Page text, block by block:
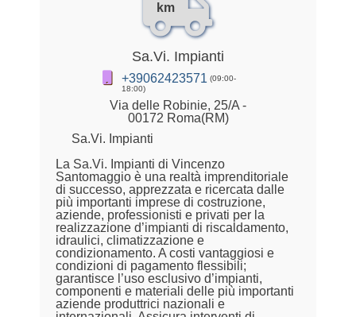
km
Sa.Vi. Impianti
+39062423571 (09:00-
18:00)
Via delle Robinie, 25/A -
00172 Roma(RM)
Sa.Vi. Impianti
La Sa.Vi. Impianti di Vincenzo
Santomaggio è una realtà imprenditoriale
di successo, apprezzata e ricercata dalle
più importanti imprese di costruzione,
aziende, professionisti e privati per la
realizzazione d’impianti di riscaldamento,
idraulici, climatizzazione e
condizionamento. A costi vantaggiosi e
condizioni di pagamento flessibili;
garantisce l’uso esclusivo d’impianti,
componenti e materiali delle più importanti
aziende produttrici nazionali e